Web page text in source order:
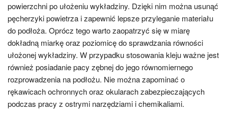
powierzchni po ułożeniu wykładziny. Dzięki nim można usunąć
pęcherzyki powietrza i zapewnić lepsze przyleganie materiału
do podłoża. Oprócz tego warto zaopatrzyć się w miarę
dokładną miarkę oraz poziomicę do sprawdzania równości
ułożonej wykładziny. W przypadku stosowania kleju ważne jest
również posiadanie pacy zębnej do jego równomiernego
rozprowadzenia na podłożu. Nie można zapominać o
rękawicach ochronnych oraz okularach zabezpieczających
podczas pracy z ostrymi narzędziami i chemikaliami.